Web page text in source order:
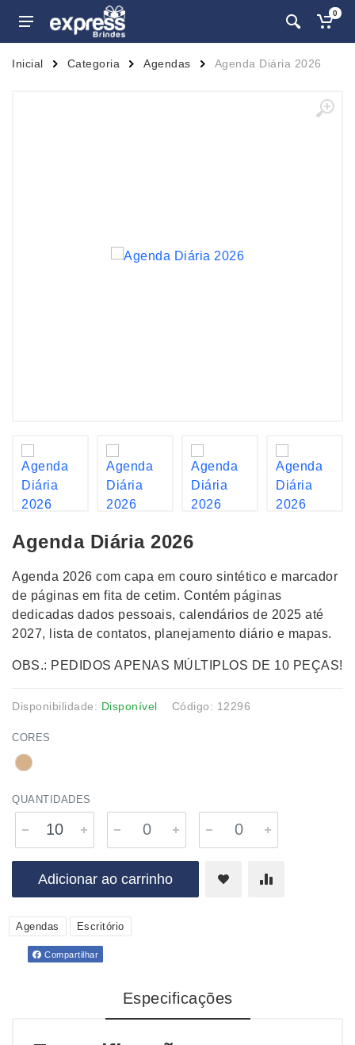
0
Inicial Categoria Agendas Agenda Diária 2026
Agenda Diária 2026
Agenda 2026 com capa em couro sintético e marcador
de páginas em fita de cetim. Contém páginas
dedicadas dados pessoais, calendários de 2025 até
2027, lista de contatos, planejamento diário e mapas.
OBS.: PEDIDOS APENAS MÚLTIPLOS DE 10 PEÇAS!
Disponibilidade: Disponível Código: 12296
CORES
QUANTIDADES
Adicionar ao carrinho
Agendas Escritório
Compartilhar
Especificações